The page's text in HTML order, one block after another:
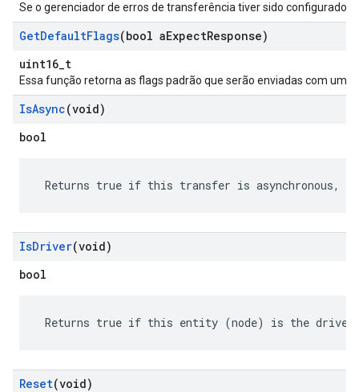
Se o gerenciador de erros de transferência tiver sido configurado,
GetDefaultFlags(bool aExpectResponse)
uint16_t
Essa função retorna as flags padrão que serão enviadas com uma
IsAsync(void)
bool
Returns true if this transfer is asynchronous,
IsDriver(void)
bool
Returns true if this entity (node) is the
Reset(void)